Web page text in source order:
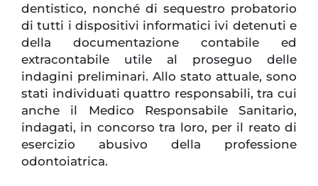
dentistico, nonché di sequestro probatorio
di tutti i dispositivi informatici ivi detenuti e
della documentazione contabile ed
extracontabile utile al proseguo delle
indagini preliminari. Allo stato attuale, sono
stati individuati quattro responsabili, tra cui
anche il Medico Responsabile Sanitario,
indagati, in concorso tra loro, per il reato di
esercizio abusivo della professione
odontoiatrica.